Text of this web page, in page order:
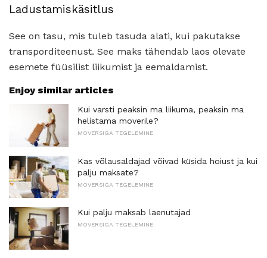
Ladustamiskäsitlus
See on tasu, mis tuleb tasuda alati, kui pakutakse
transporditeenust. See maks tähendab laos olevate
esemete füüsilist liikumist ja eemaldamist.
Enjoy similar articles
Kui varsti peaksin ma liikuma, peaksin ma
helistama moverile?
MOVERSIGA TEGELEMINE
Kas võlausaldajad võivad küsida hoiust ja kui
palju maksate?
MOVERSIGA TEGELEMINE
Kui palju maksab laenutajad
MOVERSIGA TEGELEMINE